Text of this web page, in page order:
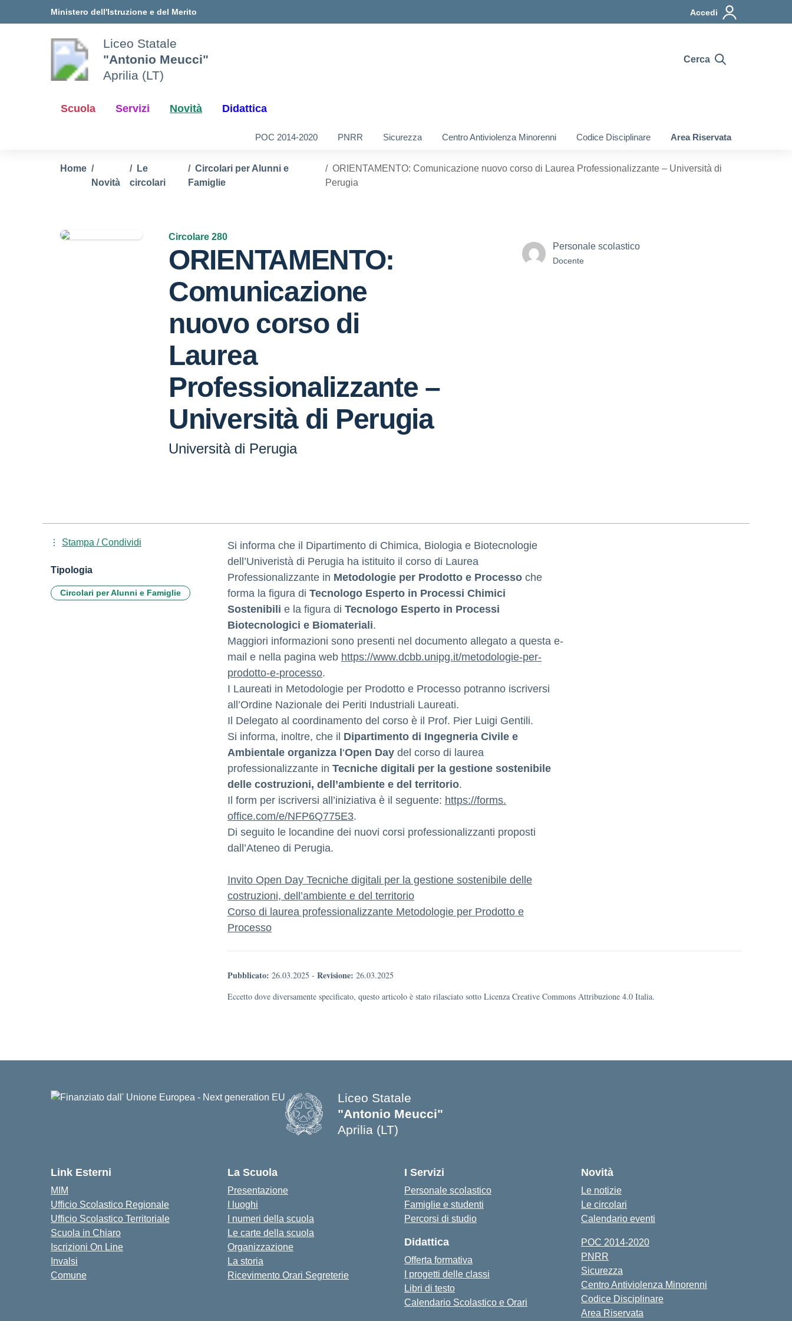
Ministero dell'Istruzione e del Merito Accedi
Liceo Statale
"Antonio Meucci"
Aprilia (LT)
Cerca
Scuola Servizi Novità Didattica
POC 2014-2020 PNRR Sicurezza Centro Antiviolenza Minorenni Codice Disciplinare Area Riservata
Home
Novità
Le
circolari
Circolari per Alunni e
Famiglie
ORIENTAMENTO: Comunicazione nuovo corso di Laurea Professionalizzante – Università di
Perugia
Circolare 280
ORIENTAMENTO:
Comunicazione
nuovo corso di
Laurea
Professionalizzante –
Università di Perugia
Università di Perugia
Personale scolastico
Docente
Si informa che il Dipartimento di Chimica, Biologia e Biotecnologie
dell’Univeristà di Perugia ha istituito il corso di Laurea
Professionalizzante in Metodologie per Prodotto e Processo che
forma la figura di Tecnologo Esperto in Processi Chimici
Sostenibili e la figura di Tecnologo Esperto in Processi
Biotecnologici e Biomateriali.
Maggiori informazioni sono presenti nel documento allegato a questa e-
mail e nella pagina web https://www.dcbb.unipg.it/metodologie-per-
prodotto-e-processo.
I Laureati in Metodologie per Prodotto e Processo potranno iscriversi
all’Ordine Nazionale dei Periti Industriali Laureati.
Il Delegato al coordinamento del corso è il Prof. Pier Luigi Gentili.
Si informa, inoltre, che il Dipartimento di Ingegneria Civile e
Ambientale organizza l ‘Open Day del corso di laurea
professionalizzante in Tecniche digitali per la gestione sostenibile
delle costruzioni, dell’ambiente e del territorio.
Il form per iscriversi all’iniziativa è il seguente: https://forms.
office.com/e/NFP6Q775E3.
Di seguito le locandine dei nuovi corsi professionalizzanti proposti
dall’Ateneo di Perugia.
Invito Open Day Tecniche digitali per la gestione sostenibile delle
costruzioni, dell’ambiente e del territorio
Corso di laurea professionalizzante Metodologie per Prodotto e
Processo
Pubblicato: 26.03.2025 - Revisione: 26.03.2025
Eccetto dove diversamente specificato, questo articolo è stato rilasciato sotto Licenza Creative Commons Attribuzione 4.0 Italia.
Stampa / Condividi
Tipologia
Circolari per Alunni e Famiglie
Liceo Statale
"Antonio Meucci"
Aprilia (LT)
Link Esterni
MIM
Ufficio Scolastico Regionale
Ufficio Scolastico Territoriale
Scuola in Chiaro
Iscrizioni On Line
Invalsi
Comune
La Scuola
Presentazione
I luoghi
I numeri della scuola
Le carte della scuola
Organizzazione
La storia
Ricevimento Orari Segreterie
I Servizi
Personale scolastico
Famiglie e studenti
Percorsi di studio
Didattica
Offerta formativa
I progetti delle classi
Libri di testo
Calendario Scolastico e Orari
Novità
Le notizie
Le circolari
Calendario eventi
POC 2014-2020
PNRR
Sicurezza
Centro Antiviolenza Minorenni
Codice Disciplinare
Area Riservata